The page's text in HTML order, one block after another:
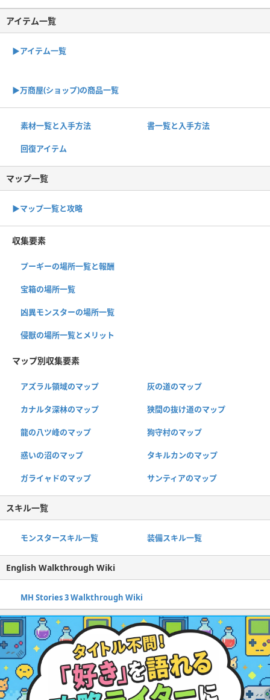
アイテム一覧
▶アイテム一覧
▶︎万商屋(ショップ)の商品一覧
素材一覧と入手方法 書一覧と入手方法
回復アイテム
マップ一覧
▶︎マップ一覧と攻略
収集要素
プーギーの場所一覧と報酬
宝箱の場所一覧
凶異モンスターの場所一覧
侵獣の場所一覧とメリット
マップ別収集要素
アズラル領域のマップ 灰の道のマップ
カナルタ深林のマップ 狭間の抜け道のマップ
龍の八ツ峰のマップ 狗守村のマップ
惑いの沼のマップ タキルカンのマップ
ガライャドのマップ サンティアのマップ
スキル一覧
モンスタースキル一覧 装備スキル一覧
English Walkthrough Wiki
MH Stories 3 Walkthrough Wiki